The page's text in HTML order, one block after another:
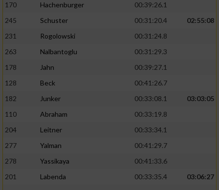
170
Hachenburger
00:39:26.1
245
Schuster 00:31:20.4
02:55:08
231
Rogolowski
00:31:24.8
263
Nalbantoglu
00:31:29.3
178
Jahn
00:39:27.1
128
Beck
00:41:26.7
182
Junker 00:33:08.1
03:03:05
110
Abraham
00:33:19.8
204
Leitner
00:33:34.1
277
Yalman
00:41:29.7
278
Yassikaya
00:41:33.6
201
Labenda 00:33:35.4
03:06:27